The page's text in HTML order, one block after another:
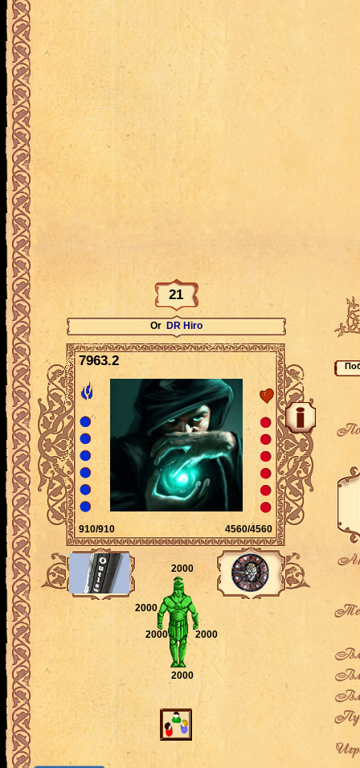
21
Or DR Hiro
7963.2
910/910 4560/4560
2000
2000
2000
2000 2000